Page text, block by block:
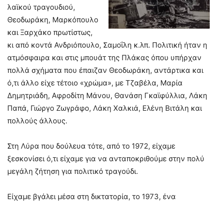
λαϊκού τραγουδιού,
Θεοδωράκη, Μαρκόπουλο
και Ξαρχάκο πρωτίστως,
κι από κοντά Ανδριόπουλο, Σαμοΐλη κ.λπ. Πολιτική ήταν η
ατμόσφαιρα και στις μπουάτ της Πλάκας όπου υπήρχαν
πολλά σχήματα που έπαιζαν Θεοδωράκη, αντάρτικα και
ό,τι άλλο είχε τέτοιο «χρώμα», με Τζαβέλα, Μαρία
Δημητριάδη, Αφροδίτη Μάνου, Θανάση Γκαϊφύλλια, Λάκη
Παπά, Γιώργο Ζωγράφο, Λάκη Χαλκιά, Ελένη Βιτάλη και
πολλούς άλλους.
Στη Λύρα που δούλευα τότε, από το 1972, είχαμε
ξεσκονίσει ό,τι είχαμε για να ανταποκριθούμε στην πολύ
μεγάλη ζήτηση για πολιτικό τραγούδι.
Είχαμε βγάλει μέσα στη δικτατορία, το 1973, ένα